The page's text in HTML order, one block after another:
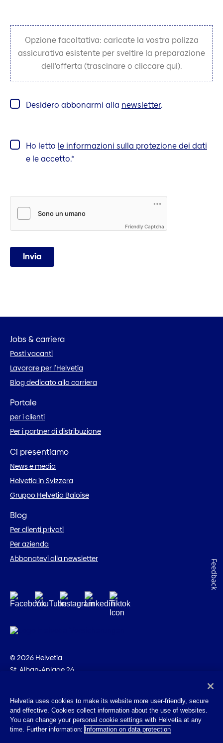
Opzione facoltativa: caricate la vostra polizza
assicurativa esistente per sveltire la preparazione
dell’offerta (trascinare o cliccare qui).
Desidero abbonarmi alla newsletter.
Ho letto le informazioni sulla protezione dei dati
e le accetto.
Friendly Captcha
Invia
Jobs & carriera
Posti vacanti
Lavorare per l’Helvetia
Blog dedicato alla carriera
Portale
per i clienti
Per i partner di distribuzione
Ci presentiamo
News e media
Helvetia in Svizzera
Gruppo Helvetia Baloise
Blog
Per clienti privati
Per azienda
Abbonatevi alla newsletter
© 2026 Helvetia
St. Alban-Anlage 26
Impressum
Disposizioni giuridiche
Helvetia uses cookies to make its website more user-friendly, secure
and effective. Cookies collect information about the use of websites.
You can change your personal cookie settings with Helvetia at any
time. Further information: Information on data protection
Feedback